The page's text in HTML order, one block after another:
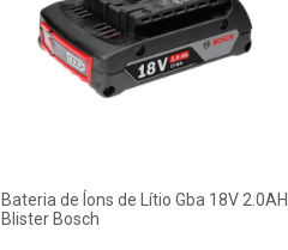
Bateria de Íons de Lítio Gba 18V 2.0AH
Blister Bosch